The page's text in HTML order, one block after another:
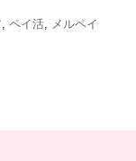
, ペイ活, メルペイ